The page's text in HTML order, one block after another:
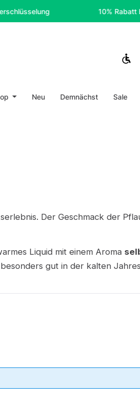
10% Rabatt bei
Neu Demnächst Sale
Der Geschmack der
Liquid mit einem Aroma
gut in der kalten